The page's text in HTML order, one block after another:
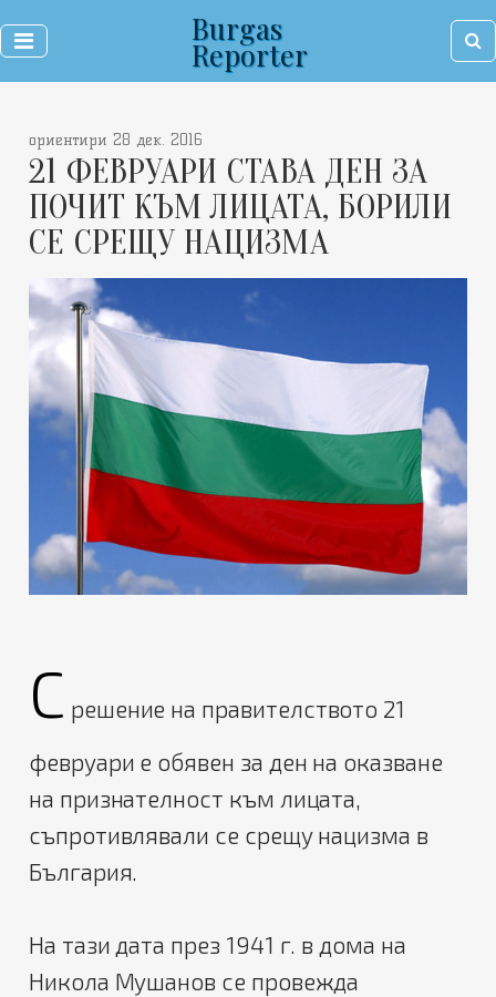
Burgas
Reporter
ориентири 28 дек. 2016
21 ФЕВРУАРИ СТАВА ДЕН ЗА
ПОЧИТ КЪМ ЛИЦАТА, БОРИЛИ
СЕ СРЕЩУ НАЦИЗМА
С решение на правителството 21
февруари е обявен за ден на оказване
на признателност към лицата,
съпротивлявали се срещу нацизма в
България.
На тази дата през 1941 г. в дома на
Никола Мушанов се провежда